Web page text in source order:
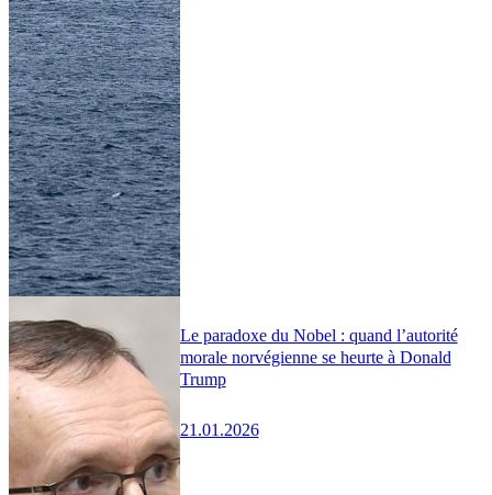
Le paradoxe du Nobel : quand l’autorité
morale norvégienne se heurte à Donald
Trump
21.01.2026